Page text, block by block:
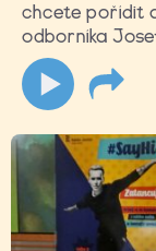
chcete pořídit
odborníka